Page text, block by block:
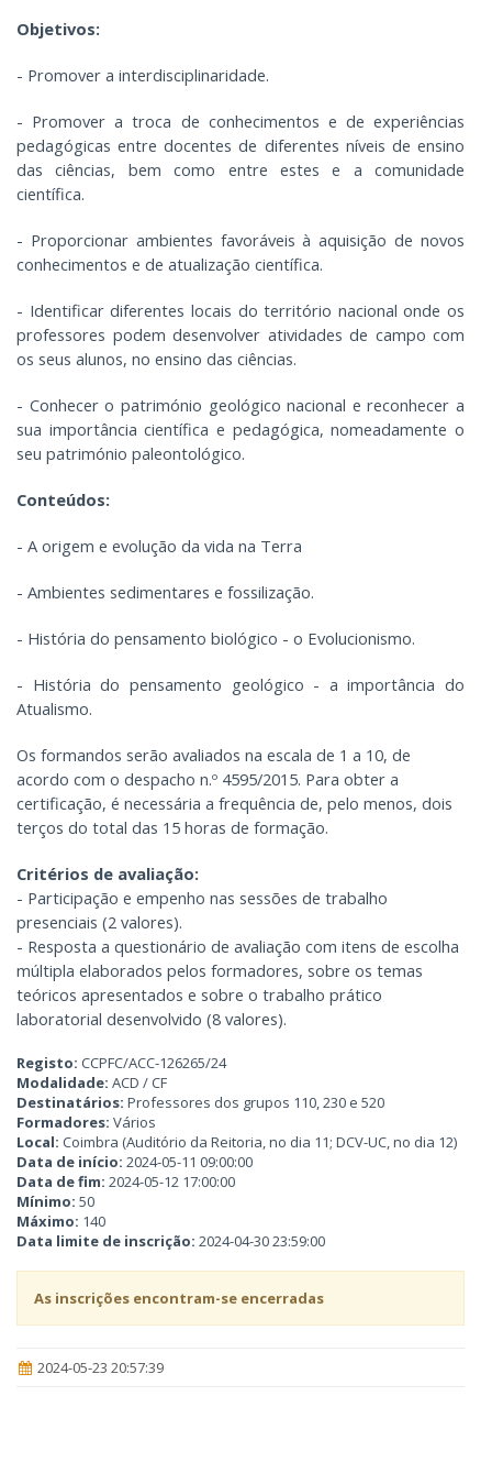
Objetivos:
- Promover a interdisciplinaridade.
- Promover a troca de conhecimentos e de experiências
pedagógicas entre docentes de diferentes níveis de ensino
das ciências, bem como entre estes e a comunidade
científica.
- Proporcionar ambientes favoráveis à aquisição de novos
conhecimentos e de atualização científica.
- Identificar diferentes locais do território nacional onde os
professores podem desenvolver atividades de campo com
os seus alunos, no ensino das ciências.
- Conhecer o património geológico nacional e reconhecer a
sua importância científica e pedagógica, nomeadamente o
seu património paleontológico.
Conteúdos:
- A origem e evolução da vida na Terra
- Ambientes sedimentares e fossilização.
- História do pensamento biológico - o Evolucionismo.
- História do pensamento geológico - a importância do
Atualismo.
Os formandos serão avaliados na escala de 1 a 10, de
acordo com o despacho n.º 4595/2015. Para obter a
certificação, é necessária a frequência de, pelo menos, dois
terços do total das 15 horas de formação.
Critérios de avaliação:
- Participação e empenho nas sessões de trabalho
presenciais (2 valores).
- Resposta a questionário de avaliação com itens de escolha
múltipla elaborados pelos formadores, sobre os temas
teóricos apresentados e sobre o trabalho prático
laboratorial desenvolvido (8 valores).
Registo: CCPFC/ACC-126265/24
Modalidade: ACD / CF
Destinatários: Professores dos grupos 110, 230 e 520
Formadores: Vários
Local: Coimbra (Auditório da Reitoria, no dia 11; DCV-UC, no dia 12)
Data de início: 2024-05-11 09:00:00
Data de fim: 2024-05-12 17:00:00
Mínimo: 50
Máximo: 140
Data limite de inscrição: 2024-04-30 23:59:00
As inscrições encontram-se encerradas
2024-05-23 20:57:39